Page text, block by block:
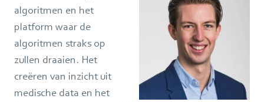
algoritmen en het
platform waar de
algoritmen straks op
zullen draaien. Het
creëren van inzicht uit
medische data en het